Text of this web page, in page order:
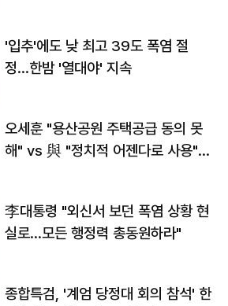
'입추'에도 낮 최고 39도 폭염 절
정…한밤 '열대야' 지속
오세훈 "용산공원 주택공급 동의 못
해" vs 與 "정치적 어젠다로 사용"
李대통령 "외신서 보던 폭염 상황 현
실로…모든 행정력 총동원하라"
종합특검, '계엄 당정대 회의 참석' 한